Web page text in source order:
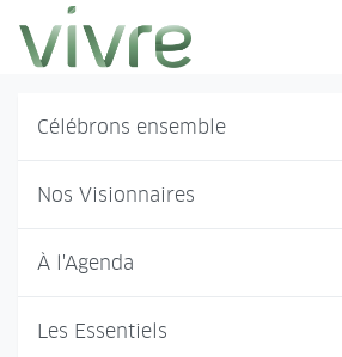
Aller au menu principal
Aller au contenu principal
Célébrons ensemble
Nos Visionnaires
À l'Agenda
Les Essentiels